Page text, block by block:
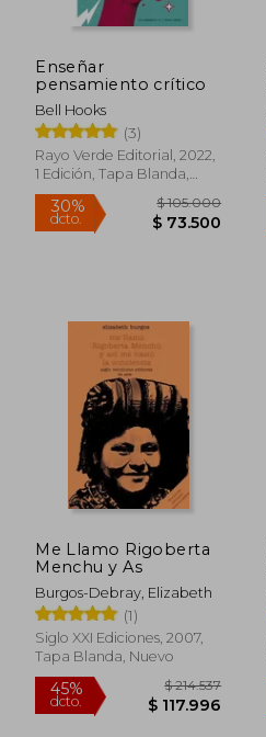
dcto.
$ 118.313
$ 65.072
Enseñar
pensamiento crítico
Bell Hooks
(3)
Rayo Verde Editorial, 2022,
1 Edición, Tapa Blanda,
Nuevo
Me Llamo Rigoberta
Menchu y As
Burgos-Debray, Elizabeth
(1)
Siglo XXI Ediciones, 2007,
Tapa Blanda, Nuevo